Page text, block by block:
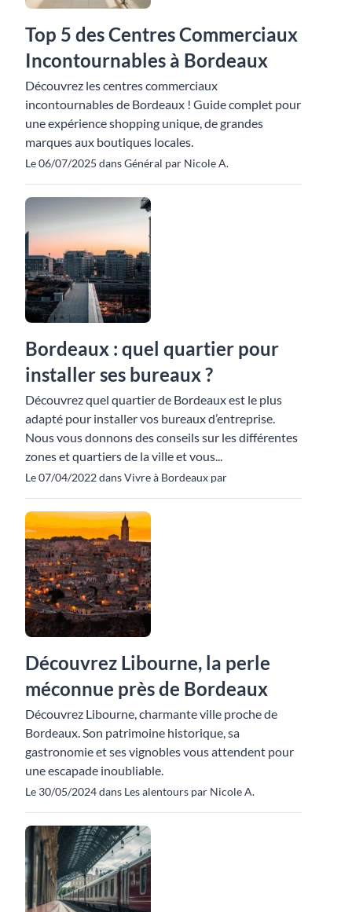
Top 5 des Centres Commerciaux
Incontournables à Bordeaux
Découvrez les centres commerciaux
incontournables de Bordeaux ! Guide complet pour
une expérience shopping unique, de grandes
marques aux boutiques locales.
Le 06/07/2025 dans Général par Nicole A.
Bordeaux : quel quartier pour
installer ses bureaux ?
Découvrez quel quartier de Bordeaux est le plus
adapté pour installer vos bureaux d’entreprise.
Nous vous donnons des conseils sur les différentes
zones et quartiers de la ville et vous...
Le 07/04/2022 dans Vivre à Bordeaux par
Découvrez Libourne, la perle
méconnue près de Bordeaux
Découvrez Libourne, charmante ville proche de
Bordeaux. Son patrimoine historique, sa
gastronomie et ses vignobles vous attendent pour
une escapade inoubliable.
Le 30/05/2024 dans Les alentours par Nicole A.